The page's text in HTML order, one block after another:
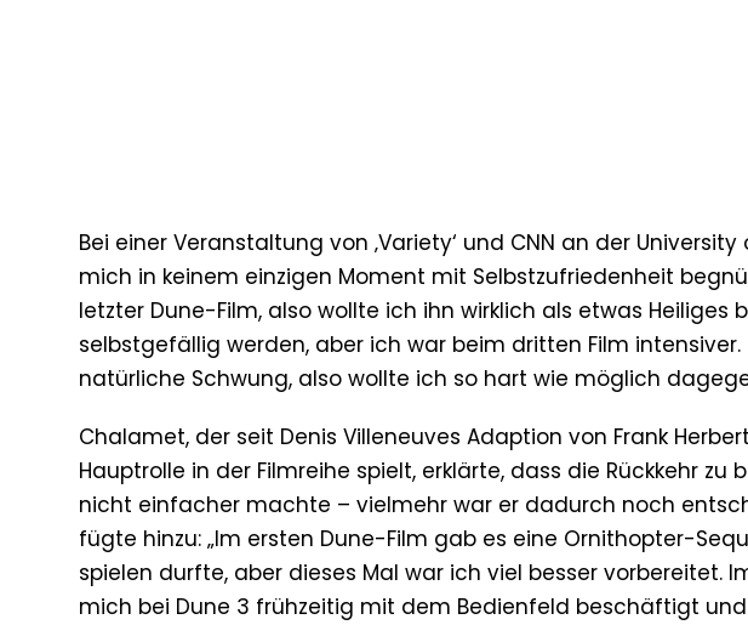
Bei einer Veranstaltung von ‚Variety‘ und CNN an der
mich in keinem einzigen Moment mit Selbstzufriedenheit
letzter Dune-Film, also wollte ich ihn wirklich als etwas Heiliges
selbstgefällig werden, aber ich war beim dritten Film
natürliche Schwung, also wollte ich so hart wie möglich
Chalamet, der seit Denis Villeneuves Adaption von Frank
Hauptrolle in der Filmreihe spielt, erklärte, dass die Rückkehr zu
nicht einfacher machte – vielmehr war er dadurch noch
fügte hinzu: „Im ersten Dune-Film gab es eine Ornithopter-
spielen durfte, aber dieses Mal war ich viel besser vorbereitet.
mich bei Dune 3 frühzeitig mit dem Bedienfeld beschäftigt